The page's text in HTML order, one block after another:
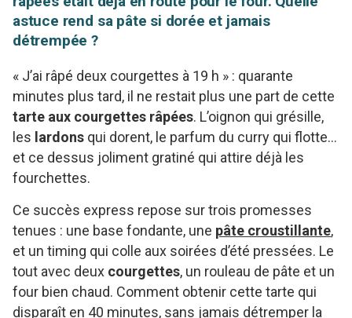
astuce rend sa pâte si dorée et jamais
détrempée ?
« J’ai râpé deux courgettes à 19 h » : quarante
minutes plus tard, il ne restait plus une part de cette
tarte aux courgettes râpées. L’oignon qui grésille,
les lardons qui dorent, le parfum du curry qui flotte…
et ce dessus joliment gratiné qui attire déjà les
fourchettes.
Ce succès express repose sur trois promesses
tenues : une base fondante, une pâte croustillante,
et un timing qui colle aux soirées d’été pressées. Le
tout avec deux courgettes, un rouleau de pâte et un
four bien chaud. Comment obtenir cette tarte qui
disparaît en 40 minutes, sans jamais détremper la